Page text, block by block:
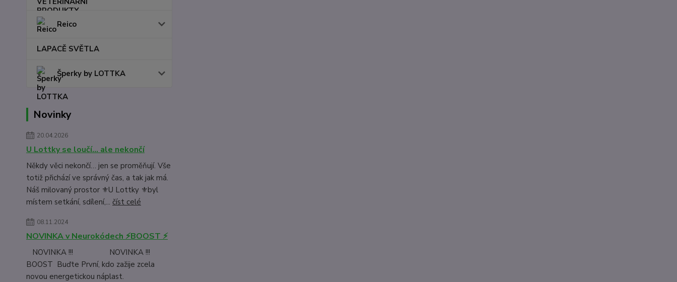
Reico
LAPACĚ SVĚTLA
Šperky by LOTTKA
Novinky
20.04.2026
U Lottky se loučí… ale nekončí
Někdy věci nekončí… jen se proměňují. Vše
totiž přichází ve správný čas, a tak jak má.
Náš milovaný prostor ⚜️U Lottky ⚜️byl
místem setkání, sdílení,... číst celé
08.11.2024
NOVINKA v Neurokódech ⚡BOOST ⚡
NOVINKA !!! NOVINKA !!!
BOOST Buďte První, kdo zažije zcela
novou energetickou náplast.